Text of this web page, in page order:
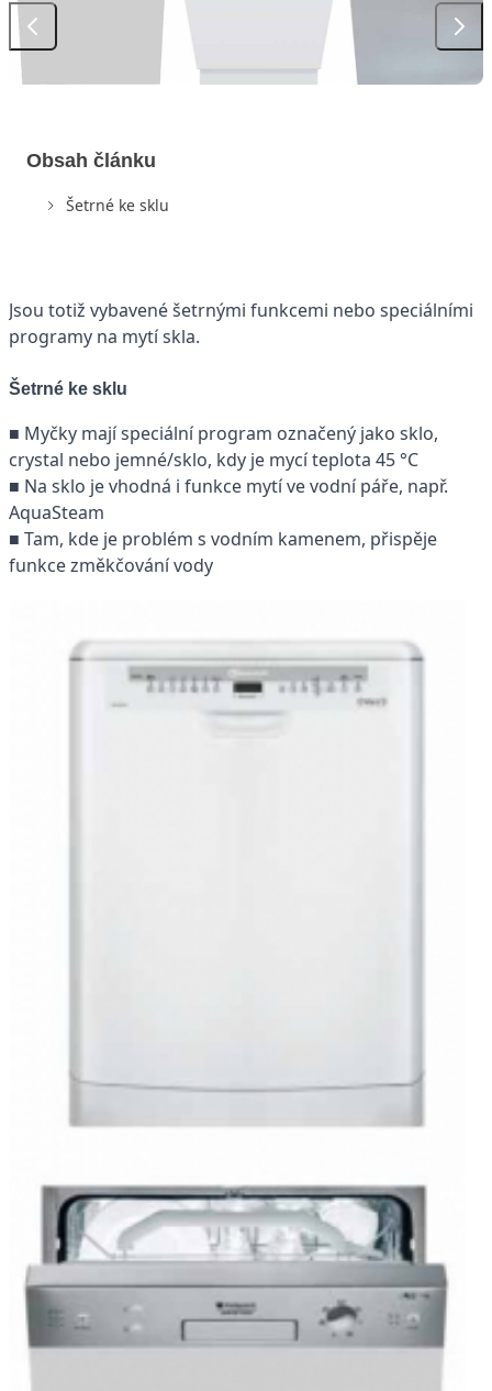
Obsah článku
Šetrné ke sklu
Jsou totiž vybavené šetrnými funkcemi nebo speciálními
programy na mytí skla.
Šetrné ke sklu
■ Myčky mají speciální program označený jako sklo,
crystal nebo jemné/sklo, kdy je mycí teplota 45 °C
■ Na sklo je vhodná i funkce mytí ve vodní páře, např.
AquaSteam
■ Tam, kde je problém s vodním kamenem, přispěje
funkce změkčování vody